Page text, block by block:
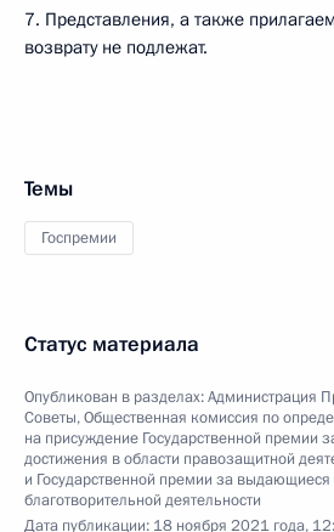
7. Представления, а также
возврату не подлежат.
Темы
Госпремии
Статус материала
Опубликован в разделах:Администрация
Советы,Общественная комиссия по
на присуждение Государственной премии
достижения в области правозащитной
и Государственной премии за выдающиеся
благотворительной деятельности
Дата публикации: 18 ноября 2021 года,